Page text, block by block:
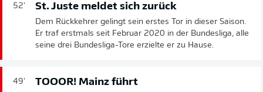
52' St. Juste meldet sich zurück
Dem Rückkehrer gelingt sein erstes Tor in dieser Saison.
Er traf erstmals seit Februar 2020 in der Bundesliga, alle
seine drei Bundesliga-Tore erzielte er zu Hause.
49' TOOOR! Mainz führt